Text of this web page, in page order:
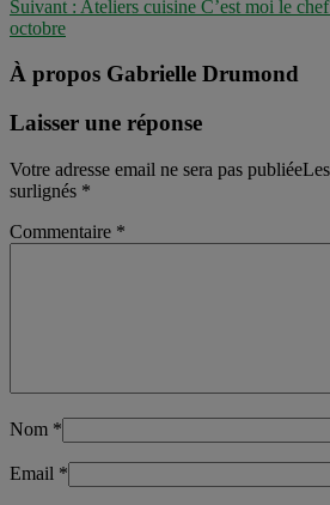
Suivant : Ateliers cuisine C’est moi le
octobre
À propos Gabrielle Drumond
Laisser une réponse
Votre adresse email ne sera pas
surlignés *
Commentaire *
Nom *
Email *